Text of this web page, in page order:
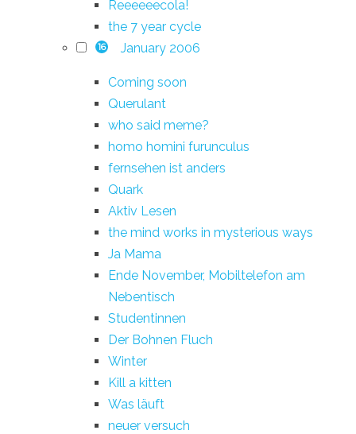
Reeeeeecola!
the 7 year cycle
16 January 2006
Coming soon
Querulant
who said meme?
homo homini furunculus
fernsehen ist anders
Quark
Aktiv Lesen
the mind works in mysterious ways
Ja Mama
Ende November, Mobiltelefon am
Nebentisch
Studentinnen
Der Bohnen Fluch
Winter
Kill a kitten
Was läuft
neuer versuch